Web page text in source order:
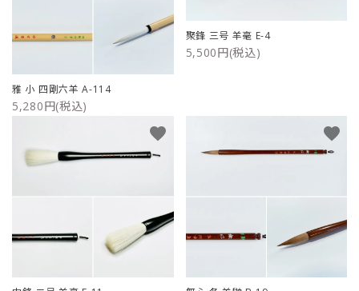
雅 小 四剛六羊 A-114
5,280円(税込)
聚鋒 三号 羊毫 E-4
5,500円(税込)
favorite favorite